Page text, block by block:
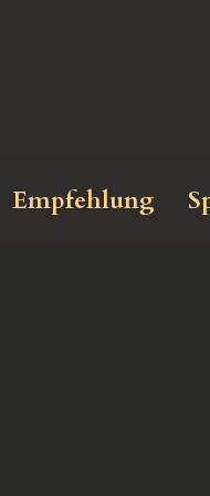
Empfehlung